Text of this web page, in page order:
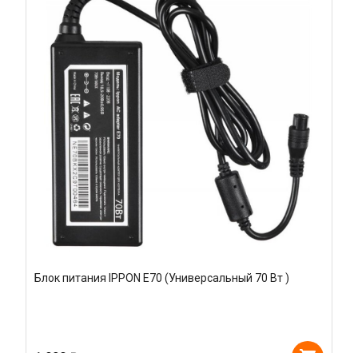
Блок питания IPPON E70 (Универсальный 70 Вт )